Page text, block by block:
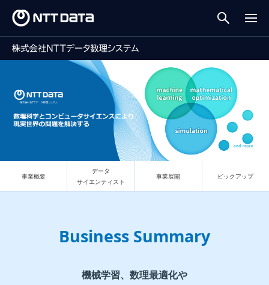
事業概要
データ
サイエンティスト
事業展開 ピックアップ
Business Summary
機械学習、数理最適化や